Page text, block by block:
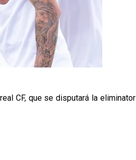
CF, que se disputará la